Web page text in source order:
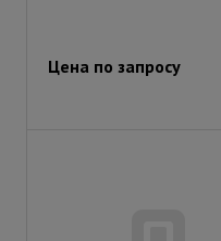
Цена по запросу